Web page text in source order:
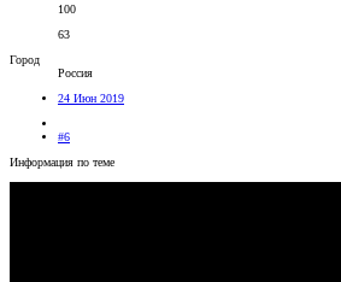
100
63
Город
Россия
24 Июн 2019
#6
Информация по теме